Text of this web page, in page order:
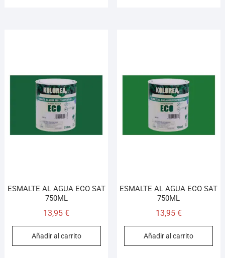
ESMALTE AL AGUA ECO SAT
750ML
13,95€
Añadir al carrito
ESMALTE AL AGUA ECO SAT
750ML
13,95 €
Añadir al carrito